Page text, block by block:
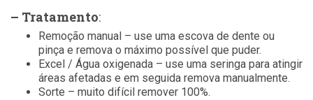
– Tratamento:
Remoção manual – use uma escova de dente ou
pinça e remova o máximo possível que puder.
Excel / Água oxigenada – use uma seringa para atingir
áreas afetadas e em seguida remova manualmente.
Sorte – muito difícil remover 100%.